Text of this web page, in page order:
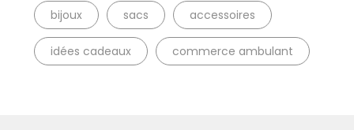
bijoux
sacs accessoires
idées cadeaux commerce ambulant